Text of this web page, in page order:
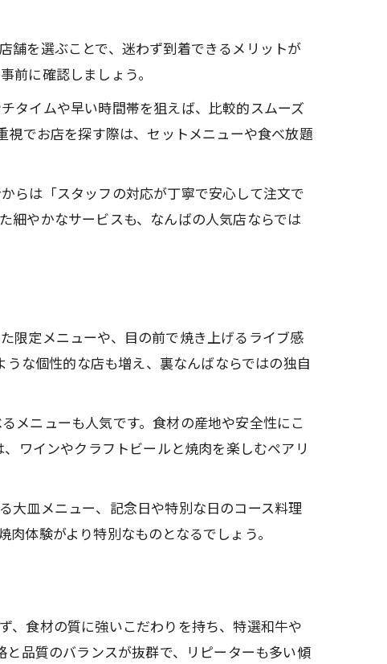
舗を選ぶことで、迷わず到着できるメリットが
前に確認しましょう。
タイムや早い時間帯を狙えば、比較的スムーズ
でお店を探す際は、セットメニューや食べ放題
らは「スタッフの対応が丁寧で安心して注文で
細やかなサービスも、なんばの人気店ならでは
限定メニューや、目の前で焼き上げるライブ感
な個性的な店も増え、裏なんばならではの独自
メニューも人気です。食材の産地や安全性にこ
ワインやクラフトビールと焼肉を楽しむペアリ
大皿メニュー、記念日や特別な日のコース料理
体験がより特別なものとなるでしょう。
、食材の質に強いこだわりを持ち、特選和牛や
品質のバランスが抜群で、リピーターも多い傾